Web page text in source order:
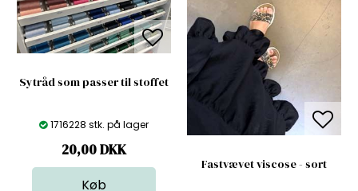
Sytråd som passer til stoffet
1716228 stk. på lager
20,00DKK
Fastvævet viscose - sort